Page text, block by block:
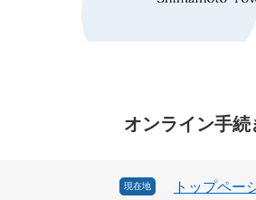
オンライン手続
現在地 トップペー